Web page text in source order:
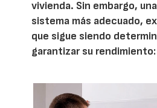
vivienda. Sin embargo,
sistema más adecuado,
que sigue siendo
garantizar su